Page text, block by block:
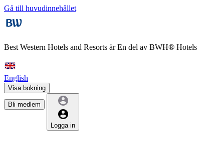
Gå till huvudinnehållet
Best Western Hotels and Resorts ärEn del av BWH® Hotels
English
Visa bokning
Bli medlem
Logga in